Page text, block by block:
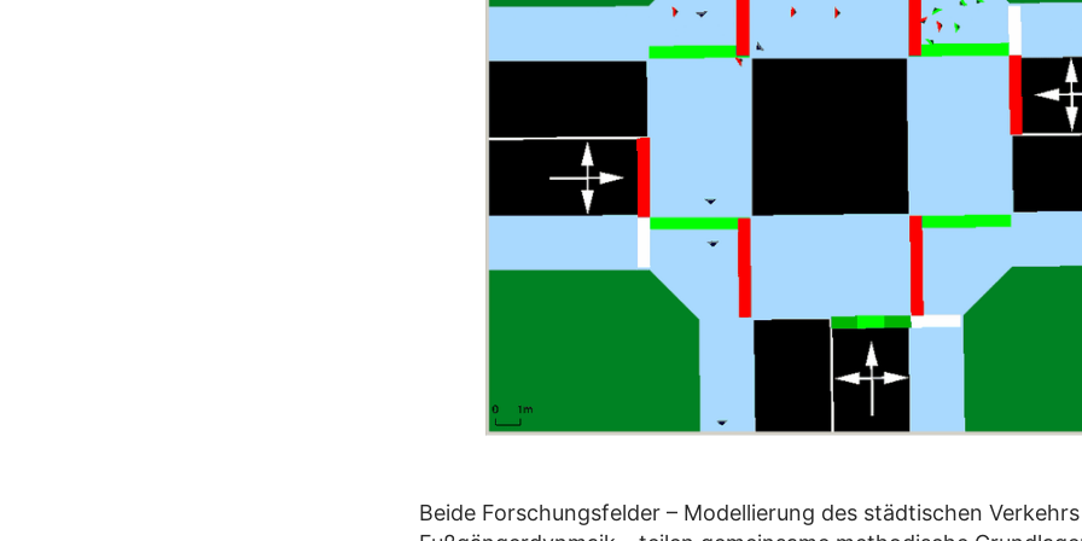
Beide Forschungsfelder – Modellierung des städtischen